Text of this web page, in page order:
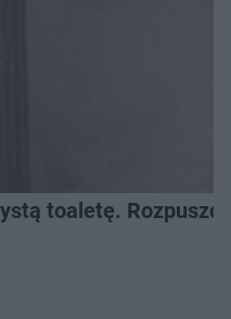
toaletę.